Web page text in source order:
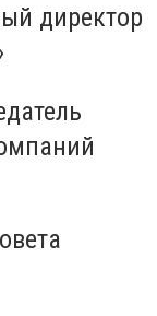
директор